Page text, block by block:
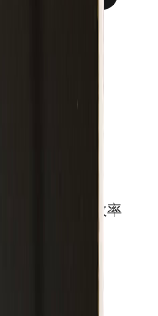
理，提高工作效率